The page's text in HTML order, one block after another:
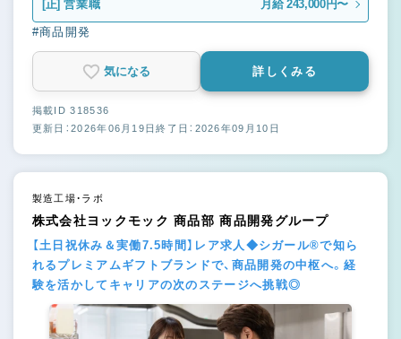
[正] 営業職 月給 243,000円〜
#商品開発
気になる 詳しくみる
掲載ID 318536
更新日：2026年06月19日終了日：2026年09月10日
製造工場・ラボ
株式会社ヨックモック 商品部 商品開発グループ
【土日祝休み＆実働7.5時間】レア求人◆シガール®で知ら
れるプレミアムギフトブランドで、商品開発の中枢へ。経
験を活かしてキャリアの次のステージへ挑戦◎